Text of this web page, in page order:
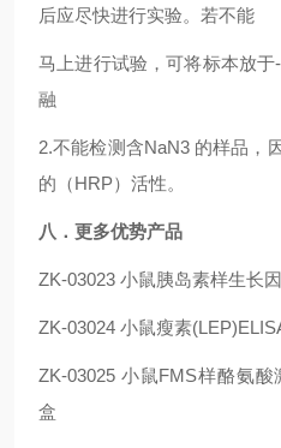
后应尽快进行实验。若不能
马上进行试验，可将标本放
融
2.不能检测含NaN3 的样品，
的（HRP）活性。
八．更多优势产品
ZK-03023 小鼠胰岛素样生长
ZK-03024 小鼠瘦素
ZK-03025 小鼠FMS样酪氨酸
盒